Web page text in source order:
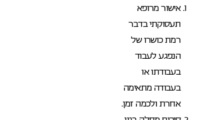
אישור מרופא
תעסוקתי בדבר
רמת כושרו של
הנפגע לעבוד
בעבודתו או
בעבודה מתאימה
אחרת ולכמה זמן.